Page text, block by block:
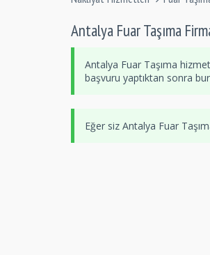
Antalya Fuar Taşıma
Antalya Fuar Taşıma
başvuru yaptıktan sonra
Eğer siz Antalya Fuar